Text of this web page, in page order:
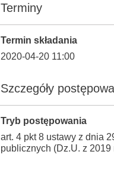
Terminy
Termin składania
2020-04-20 11:00
Szczegóły
Tryb postępowania
art. 4 pkt 8 ustawy z dnia
publicznych (Dz.U. z 2019